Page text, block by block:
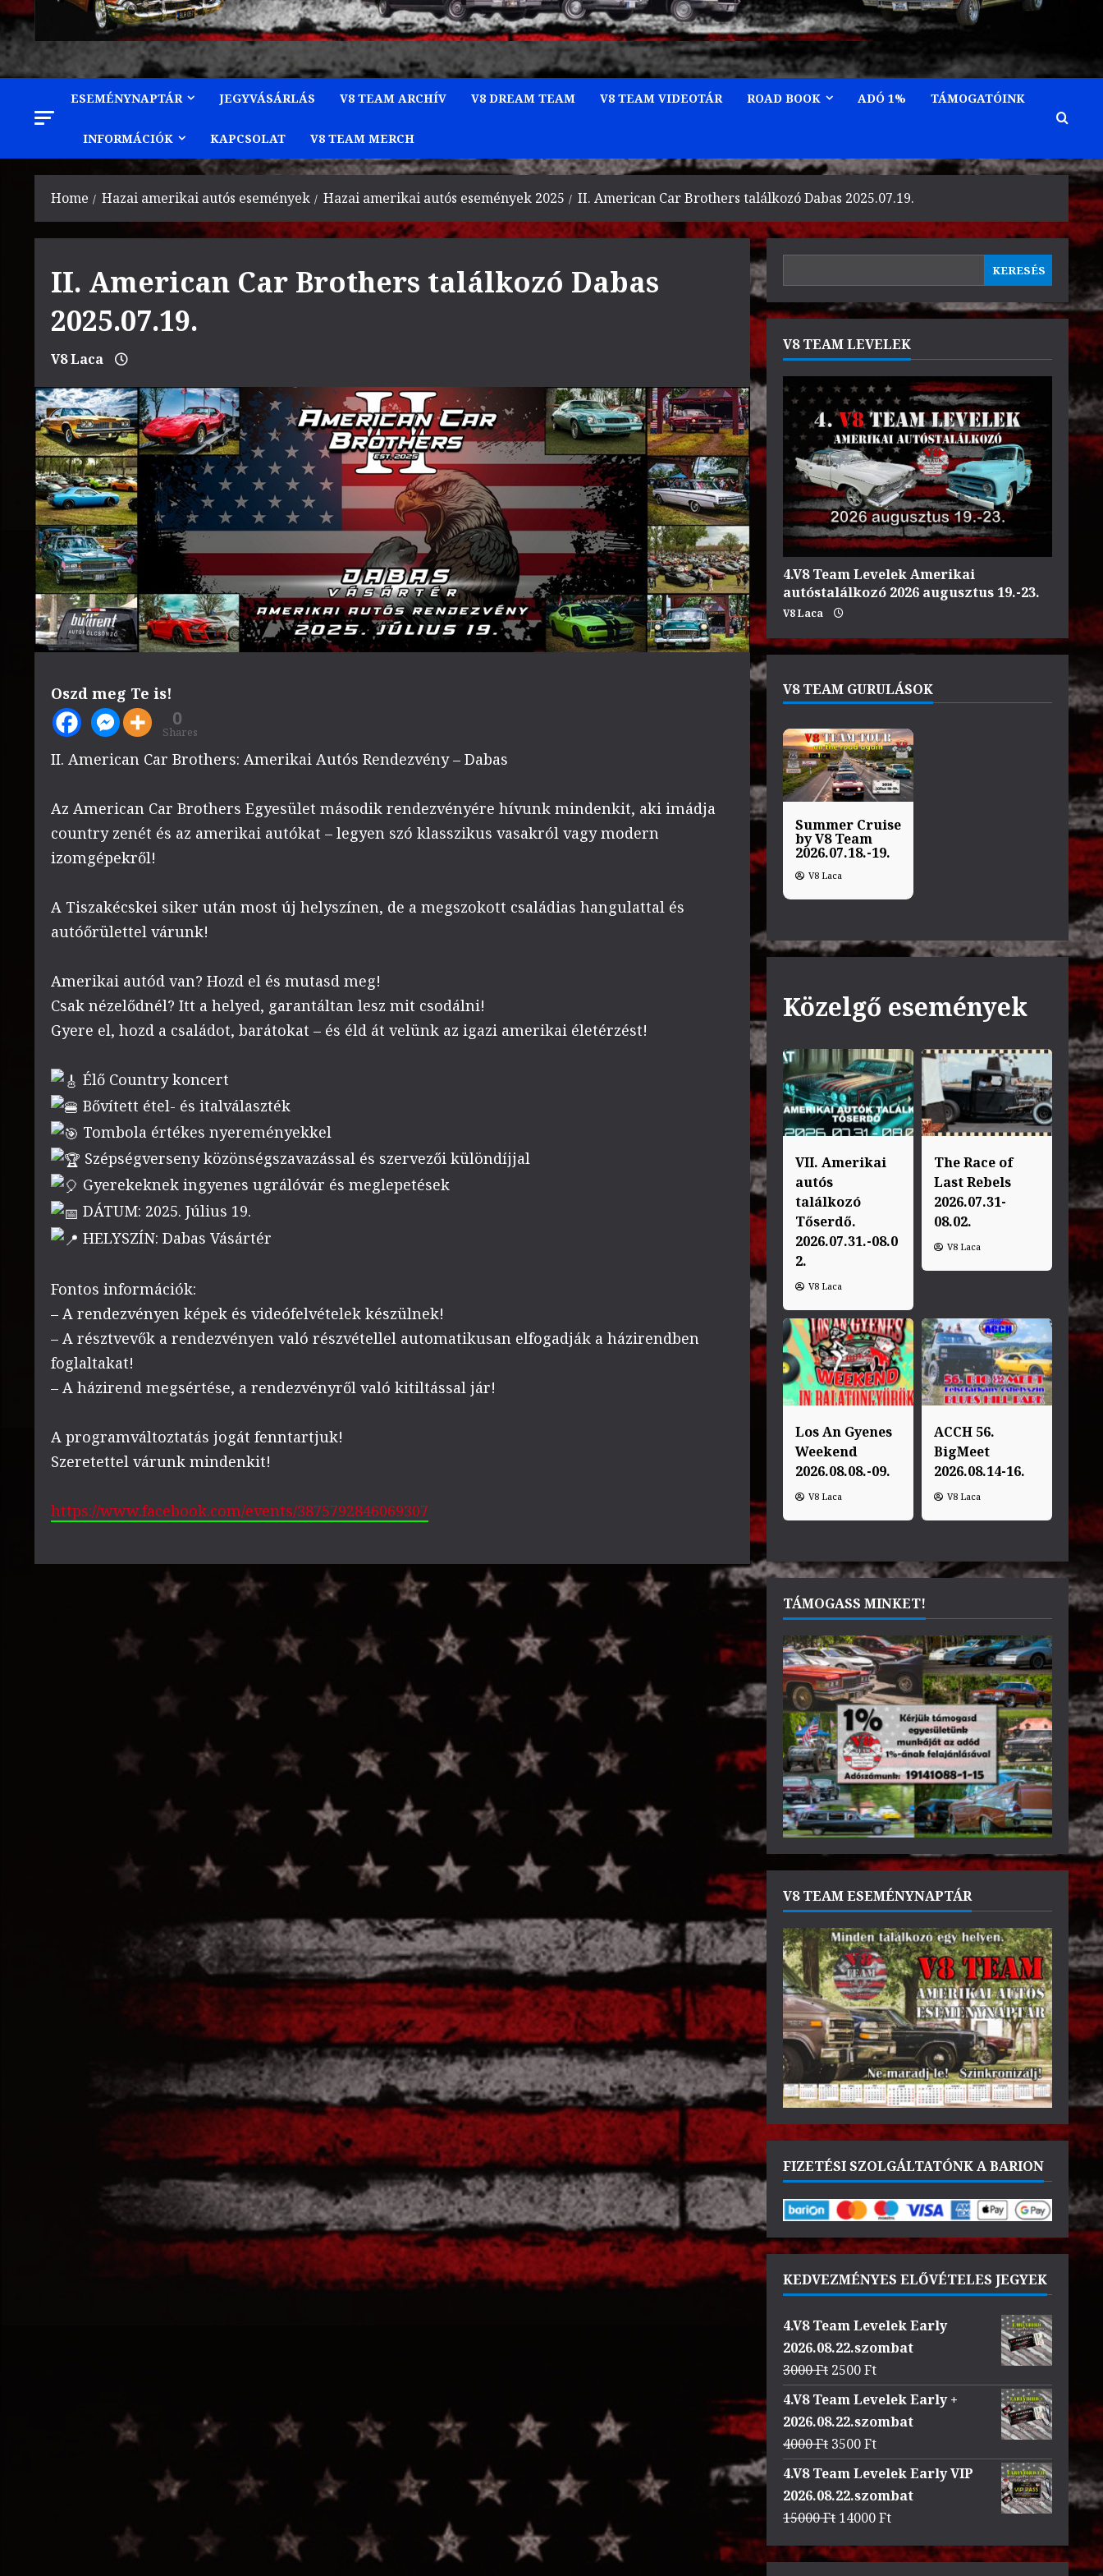
ESEMÉNYNAPTÁR JEGYVÁSÁRLÁS V8 TEAM ARCHÍV V8 DREAM TEAM V8 TEAM VIDEOTÁR ROAD BOOK ADÓ 1% TÁMOGATÓINK
INFORMÁCIÓK KAPCSOLAT V8 TEAM MERCH
Home Hazai amerikai autós események Hazai amerikai autós események 2025 II. American Car Brothers találkozó Dabas 2025.07.19.
II. American Car Brothers találkozó Dabas
2025.07.19.
V8 Laca
Oszd meg Te is!
0
Shares
II. American Car Brothers: Amerikai Autós Rendezvény – Dabas
Az American Car Brothers Egyesület második rendezvényére hívunk mindenkit, aki imádja
country zenét és az amerikai autókat – legyen szó klasszikus vasakról vagy modern
izomgépekről!
A Tiszakécskei siker után most új helyszínen, de a megszokott családias hangulattal és
autóőrülettel várunk!
Amerikai autód van? Hozd el és mutasd meg!
Csak nézelődnél? Itt a helyed, garantáltan lesz mit csodálni!
Gyere el, hozd a családot, barátokat – és éld át velünk az igazi amerikai életérzést!
Élő Country koncert
Bővített étel- és italválaszték
Tombola értékes nyereményekkel
Szépségverseny közönségszavazással és szervezői különdíjjal
Gyerekeknek ingyenes ugrálóvár és meglepetések
DÁTUM: 2025. Július 19.
HELYSZÍN: Dabas Vásártér
Fontos információk:
– A rendezvényen képek és videófelvételek készülnek!
– A résztvevők a rendezvényen való részvétellel automatikusan elfogadják a házirendben
foglaltakat!
– A házirend megsértése, a rendezvényről való kitiltással jár!
A programváltoztatás jogát fenntartjuk!
Szeretettel várunk mindenkit!
https://www.facebook.com/events/3875792846069307
KERESÉS
V8 TEAM LEVELEK
4.V8 Team Levelek Amerikai
autóstalálkozó 2026 augusztus 19.-23.
V8 Laca
V8 TEAM GURULÁSOK
Summer Cruise
by V8 Team
2026.07.18.-19.
V8 Laca
Közelgő események
VII. Amerikai
autós
találkozó
Tőserdő.
2026.07.31.-08.0
2.
V8 Laca
The Race of
Last Rebels
2026.07.31-
08.02.
V8 Laca
Los An Gyenes
Weekend
2026.08.08.-09.
V8 Laca
ACCH 56.
BigMeet
2026.08.14-16.
V8 Laca
TÁMOGASS MINKET!
V8 TEAM ESEMÉNYNAPTÁR
FIZETÉSI SZOLGÁLTATÓNK A BARION
KEDVEZMÉNYES ELŐVÉTELES JEGYEK
4.V8 Team Levelek Early
2026.08.22.szombat
3000Ft Original
price
was:
3000 Ft.
2500FtCurrent
price
4.V8 Team Levelek Early +
2026.08.22.szombat
4000Ft Original
price
was:
4000 Ft.
3500FtCurrent
price
3500 Ft.
4.V8 Team Levelek Early VIP
2026.08.22.szombat
15000Ft Original
was:
14000FtCurrent
is: